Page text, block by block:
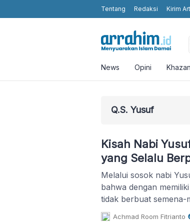
Tentang Redaksi Kirim
Humanity and Religious Values without Religious
News Opini
Q.S. Yusuf
Kisah Nabi
yang Selalu
Melalui sosok nabi
bahwa dengan
tidak berbuat semena-
Achmad Room Fitrianto